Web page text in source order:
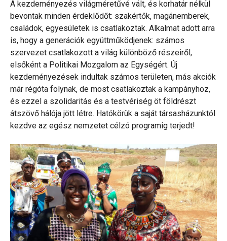
A kezdeményezés világméretűvé vált, és korhatár nélkül
bevontak minden érdeklődőt: szakértők, magánemberek,
családok, egyesületek is csatlakoztak. Alkalmat adott arra
is, hogy a generációk együttműködjenek: számos
szervezet csatlakozott a világ különböző részeiről,
elsőként a Politikai Mozgalom az Egységért. Új
kezdeményezések indultak számos területen, más akciók
már régóta folynak, de most csatlakoztak a kampányhoz,
és ezzel a szolidaritás és a testvériség öt földrészt
átszövő hálója jött létre. Hatókörük a saját társasházunktól
kezdve az egész nemzetet célzó programig terjedt!